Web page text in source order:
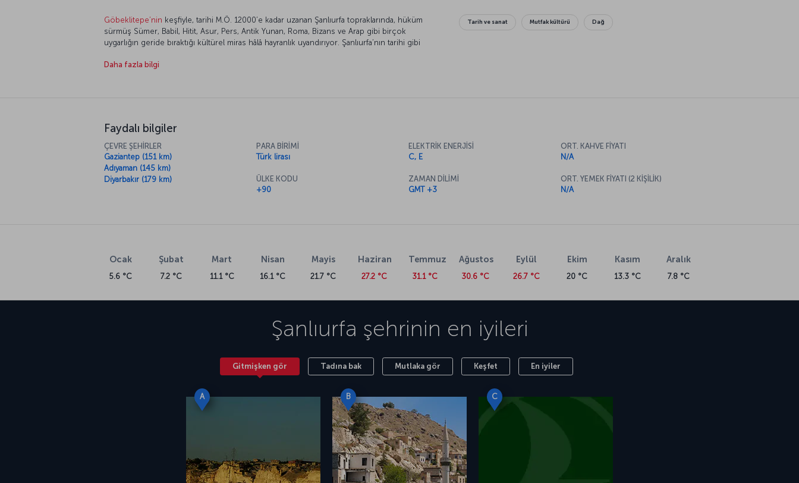
Göbeklitepe’nin keşfiyle, tarihi M.Ö. 12000’e kadar uzanan Şanlıurfa topraklarında, hüküm
sürmüş Sümer, Babil, Hitit, Asur, Pers, Antik Yunan, Roma, Bizans ve Arap gibi birçok
uygarlığın geride bıraktığı kültürel miras hâlâ hayranlık uyandırıyor. Şanlıurfa’nın tarihi gibi
gelenek ve göreneklerine bağlı kalarak uyum içinde sergiledikleri birliktelik kenti gezerken
Daha fazla bilgi
Tarih ve sanat Mutfak kültürü Dağ
Faydalı bilgiler
ÇEVRE ŞEHİRLER
Gaziantep (151 km)
Adıyaman (145 km)
Diyarbakır (179 km)
PARA BİRİMİ
Türk lirası
ÜLKE KODU
+90
ELEKTRİK ENERJİSİ
C, E
ZAMAN DİLİMİ
GMT +3
ORT. KAHVE FİYATI
N/A
ORT. YEMEK FİYATI (2 KİŞİLİK)
N/A
Ocak
5.6 °C
Şubat
7.2 °C
Mart
11.1 °C
Nisan
16.1 °C
Mayis
21.7 °C
Haziran
27.2 °C
Temmuz
31.1 °C
Ağustos
30.6 °C
Eylül
26.7 °C
Ekim
20 °C
Kasım
13.3 °C
Aralık
7.8 °C
Şanlıurfa şehrinin en iyileri
Gitmişken gör Tadına bak Mutlaka gör Keşfet En iyiler
A B C